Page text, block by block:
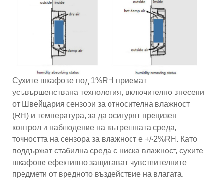
Сухите шкафове под 1%RH приемат
усъвършенствана технология, включително внесени
от Швейцария сензори за относителна влажност
(RH) и температура, за да осигурят прецизен
контрол и наблюдение на вътрешната среда,
точността на сензора за влажност е +/-2%RH. Като
поддържат стабилна среда с ниска влажност, сухите
шкафове ефективно защитават чувствителните
предмети от вредното въздействие на влагата.